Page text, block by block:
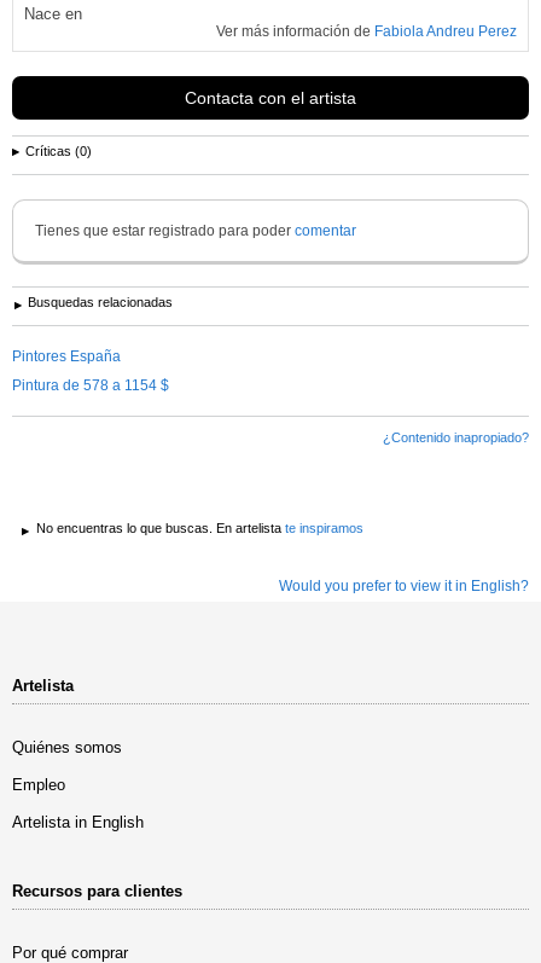
Nace en
Ver más información de Fabiola Andreu Perez
Contacta con el artista
Críticas (0)
Tienes que estar registrado para poder comentar
Busquedas relacionadas
Pintores España
Pintura de 578 a 1154 $
¿Contenido inapropiado?
No encuentras lo que buscas. En artelista te inspiramos
Would you prefer to view it in English?
Artelista
Quiénes somos
Empleo
Artelista in English
Recursos para clientes
Por qué comprar